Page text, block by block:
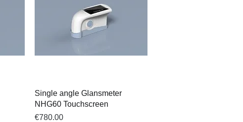
Quick View
Single angle Glansmeter
NHG60 Touchscreen
Price
€780.00